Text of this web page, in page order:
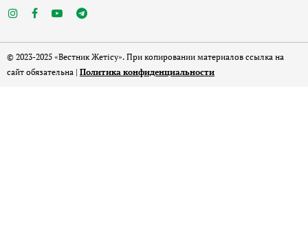
© 2023-2025 «Вестник Жетісу». При копировании материалов ссылка на
сайт обязательна | Политика конфиденциальности